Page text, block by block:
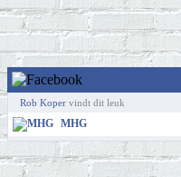
Rob Koper vindt dit leuk
MHG